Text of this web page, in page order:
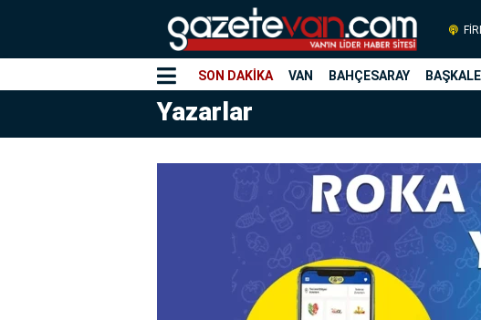
SON DAKİKA VAN BAHÇESARAY BAŞKALE
Yazarlar